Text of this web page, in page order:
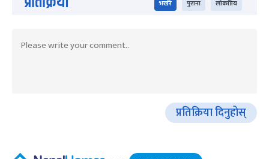
भर्खरै पुराना लोकप्रिय
प्रतिक्रिया दिनुहोस्